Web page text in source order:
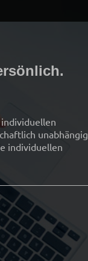
unabhängig
individuellen